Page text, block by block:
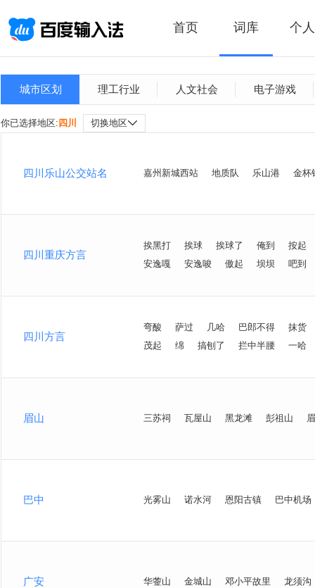
首页 词库 个
城市区划 理工行业 人文社会 电子游戏
你已选择地区: 四川 切换地区
四川乐山公交站名 嘉州新城西站 地质队 乐山港 金杯
四川重庆方言
挨黑打 挨球 挨球了 俺到
按起
安逸嘎
安逸唆 傲起 坝坝 吧到
四川方言
弯酸 萨过 几哈 巴郎不得
抹货
茂起
绵 搞刨了 拦中半腰 一哈
眉山 三苏祠 瓦屋山 黑龙滩 彭祖山
巴中 光雾山 诺水河 恩阳古镇 巴中机场
广安 华蓥山 金城山 邓小平故里 龙须沟